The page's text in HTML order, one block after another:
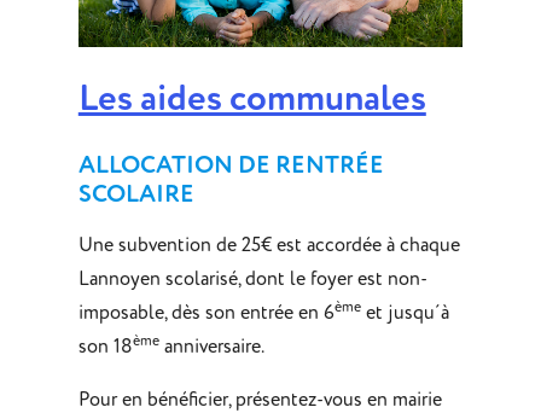
Les aides communales
ALLOCATION DE RENTRÉE
SCOLAIRE
Une subvention de 25€ est accordée à chaque
Lannoyen scolarisé, dont le foyer est non-
imposable, dès son entrée en 6èmeet jusqu´à
son 18èmeanniversaire.
Pour en bénéficier, présentez-vous en mairie